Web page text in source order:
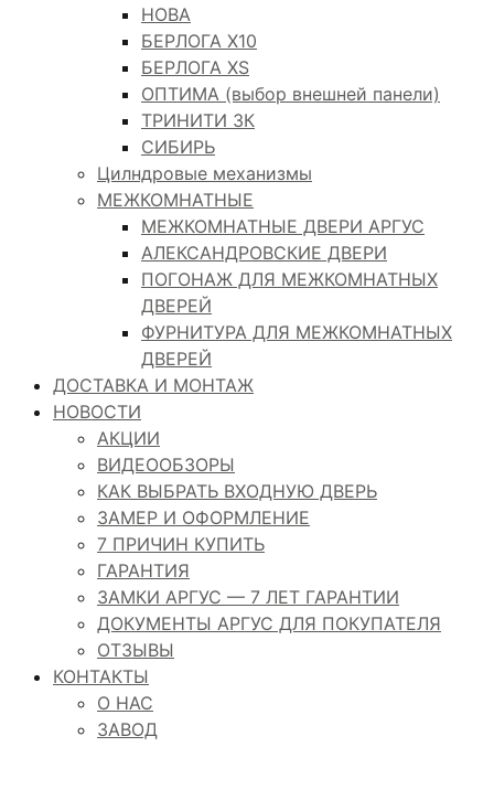
НОВА
БЕРЛОГА Х10
БЕРЛОГА XS
ОПТИМА (выбор внешней панели)
ТРИНИТИ 3К
СИБИРЬ
Цилндровые механизмы
МЕЖКОМНАТНЫЕ
МЕЖКОМНАТНЫЕ ДВЕРИ АРГУС
АЛЕКСАНДРОВСКИЕ ДВЕРИ
ПОГОНАЖ ДЛЯ МЕЖКОМНАТНЫХ
ДВЕРЕЙ
ФУРНИТУРА ДЛЯ МЕЖКОМНАТНЫХ
ДВЕРЕЙ
ДОСТАВКА И МОНТАЖ
НОВОСТИ
АКЦИИ
ВИДЕООБЗОРЫ
КАК ВЫБРАТЬ ВХОДНУЮ ДВЕРЬ
ЗАМЕР И ОФОРМЛЕНИЕ
7 ПРИЧИН КУПИТЬ
ГАРАНТИЯ
ЗАМКИ АРГУС — 7 ЛЕТ ГАРАНТИИ
ДОКУМЕНТЫ АРГУС ДЛЯ ПОКУПАТЕЛЯ
ОТЗЫВЫ
КОНТАКТЫ
О НАС
ЗАВОД